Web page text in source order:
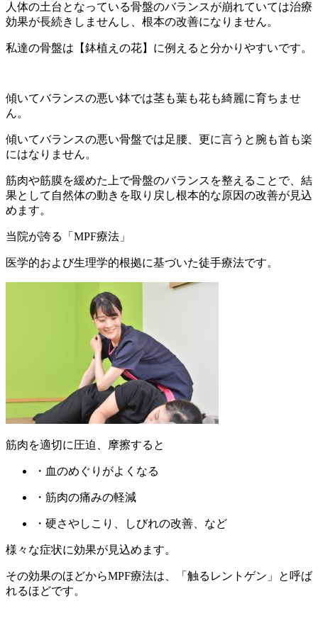
人体の土台となっている骨盤のバランスが崩れていては治療
効果が長続きしませんし、根本の改善になりません。
私達の骨盤は【鉢植えの花】に例えると分かりやすいです。
傾いてバランスの悪い鉢では茎も葉も花も綺麗に育ちませ
ん。
傾いてバランスの悪い骨盤では足腰、更に言うと腕も首も楽
にはなりません。
筋肉や筋膜を緩めた上で骨盤のバランスを整えることで、結
果として自然体の動きを取り戻し根本的な原因の改善が見込
めます。
当院が誇る「MPF療法」
医学的および生理学的根拠に基づいた徒手療法です。
筋肉を適切に圧迫、摩擦すると
・血のめぐりがよくなる
・筋肉の痛みの軽減
・硬さやしこり、しびれの改善、など
様々な症状に効果が見込めます。
その効果のほどからMPF療法は、「触るレントゲン」と呼ば
れるほどです。